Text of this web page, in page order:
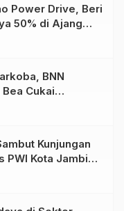
Power Drive, Beri
50% di Ajang
BNN
Cukai
beserta
Kunjungan
PWI Kota Jambi